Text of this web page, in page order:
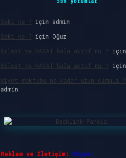
Seki ne ? için admin
Seki ne ? için Oğuz
Bilsat ve RASAT hala aktif mi ? için
Bilsat ve RASAT hala aktif mi ? için
Niyet mektubu ne kadar uzun olmalı ?
admin
Reklam ve İletişim:
Skype: